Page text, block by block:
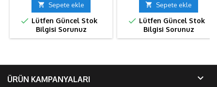
 Sepete ekle
 Lütfen Güncel Stok
Bilgisi Sorunuz
 Sepete ekle
 Lütfen Güncel Stok
Bilgisi Sorunuz
ÜRÜN KAMPANYALARI 